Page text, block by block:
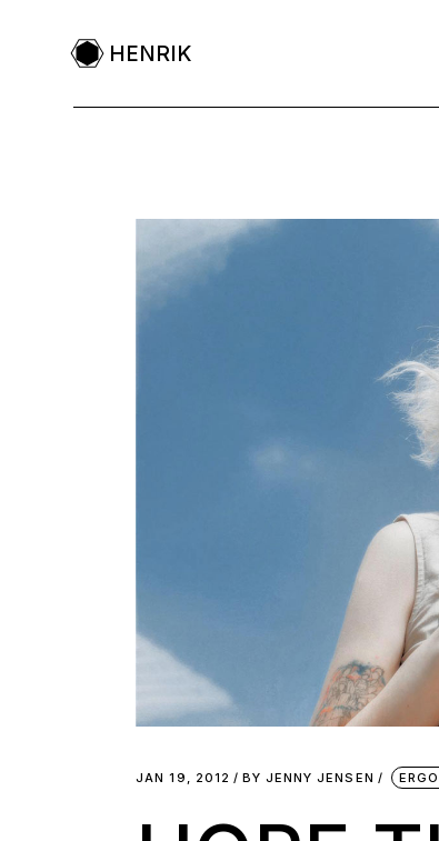
HENRIK
JAN 19, 2012 BY JENNY JENSEN